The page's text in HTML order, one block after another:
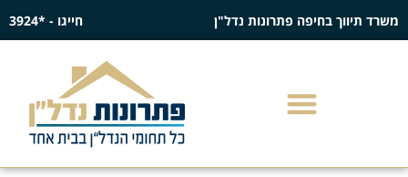
משרד תיווך בחיפה פתרונות נדל"ן חייגו - *3924